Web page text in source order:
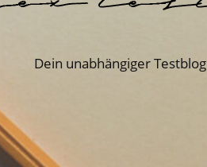
Dein unabhängiger Testblog